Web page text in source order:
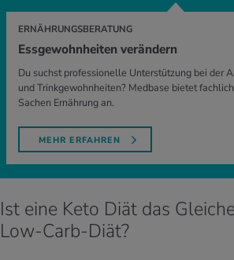
ERNÄHRUNGSBERATUNG
Essgewohnheiten verändern
Du suchst professionelle Unterstützung bei der
und Trinkgewohnheiten? Medbase bietet
Sachen Ernährung an.
MEHR ERFAHREN
Ist eine Keto Diät das
Low-Carb-Diät?